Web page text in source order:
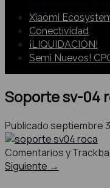
Xiaomi
Conectividad
¡LIQUIDACIÓN!
Semi Nuevos!
Soporte sv-04
Publicadoseptiembre
Comentarios y
Siguiente →